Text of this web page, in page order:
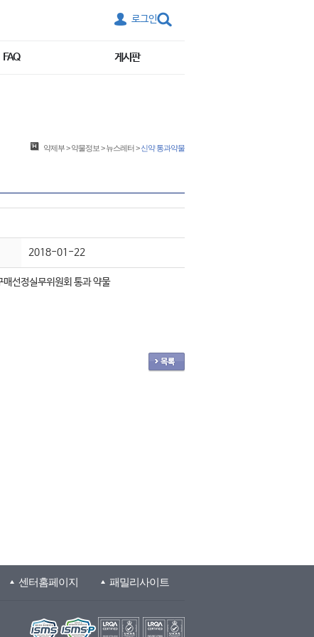
로그인
FAQ 게시판
약제부>약물정보 >뉴스레터>신약 통과약물
2018-01-22
센터홈페이지 패밀리사이트